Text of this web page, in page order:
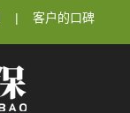
客户的口碑